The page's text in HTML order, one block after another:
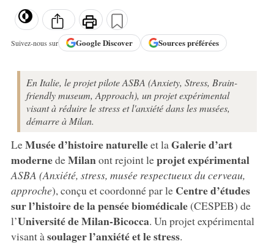
Suivez-nous sur GoogleDiscover Sources préférées
En Italie, le projet pilote ASBA (Anxiety, Stress, Brain-
friendly museum, Approach), un projet expérimental
visant à réduire le stress et l'anxiété dans les musées,
démarre à Milan.
LeMusée d’histoire naturelleet laGalerie d’art
modernedeMilanont rejoint leprojet expérimental
ASBA (Anxiété, stress, musée respectueux du cerveau,
approche), conçu et coordonné par le Centre d’études
sur l’histoire de la pensée biomédicale(CESPEB) de
l’Université de Milan-Bicocca. Un projet expérimental
visant àsoulager l’anxiété et le stress.